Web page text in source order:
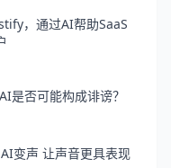
，通过AI帮助SaaS
是否可能构成诽谤？
变声 让声音更具表现